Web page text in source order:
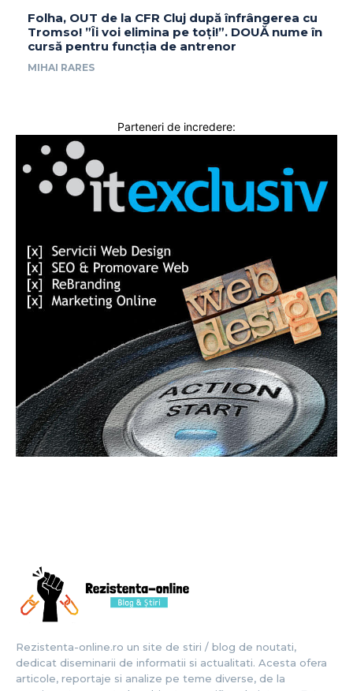
Folha, OUT de la CFR Cluj după înfrângerea cu
Tromso! ”Îi voi elimina pe toți!”. DOUĂ nume în
cursă pentru funcția de antrenor
MIHAI RARES
Parteneri de incredere:
Rezistenta-online.ro un site de stiri / blog de noutati,
dedicat diseminarii de informatii si actualitati. Acesta ofera
articole, reportaje si analize pe teme diverse, de la